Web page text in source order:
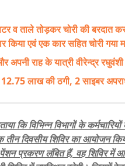
व ताले तोड़कर चोरी की बरदात
किया एवं एक कार सहित चोरी गया
राह के यात्री वीरेन्द्र रघुवंशी
लाख की ठगी, 2 साइबर
कि विभिन्न विभागों के
तीन दिवसीय शिविर का आयोजन
पेंशन प्रकरण लंबित हैं, वह